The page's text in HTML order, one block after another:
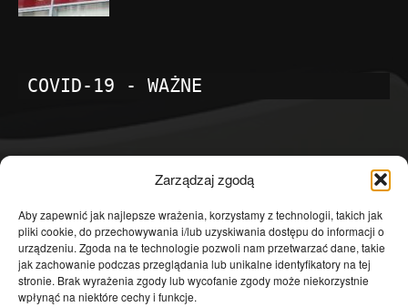
Zarządzaj zgodą
Aby zapewnić jak najlepsze wrażenia, korzystamy z technologii, takich jak
pliki cookie, do przechowywania i/lub uzyskiwania dostępu do informacji o
urządzeniu. Zgoda na te technologie pozwoli nam przetwarzać dane, takie
jak zachowanie podczas przeglądania lub unikalne identyfikatory na tej
stronie. Brak wyrażenia zgody lub wycofanie zgody może niekorzystnie
wpłynąć na niektóre cechy i funkcje.
COVID-19 - WAŻNE
Temat dnia
4601
Publicystyka
4363
Polityka
3639
Polska